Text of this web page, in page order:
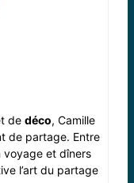
de déco, Camille
de partage. Entre
voyage et dîners
l’art du partage